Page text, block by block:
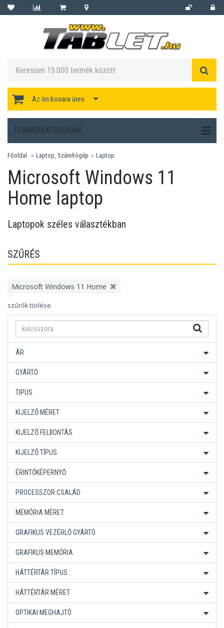
Az ön kosara üres.
TERMÉKKATEGÓRIÁK
Főoldal Laptop, Számítógép Laptop
Microsoft Windows 11
Home laptop
Laptopok széles választékban
SZŰRÉS
Microsoft Windows 11 Home
szűrők törlése
ÁR
GYÁRTÓ
TIPUS
KIJELZŐ MÉRET
KIJELZŐ FELBONTÁS
KIJELZŐ TÍPUS
ÉRINTŐKÉPERNYŐ
PROCESSZOR CSALÁD
MEMÓRIA MÉRET
GRAFIKUS VEZÉRLŐ GYÁRTÓ
GRAFIKUS MEMÓRIA
HÁTTÉRTÁR TÍPUS
HÁTTÉRTÁR MÉRET
OPTIKAI MEGHAJTÓ